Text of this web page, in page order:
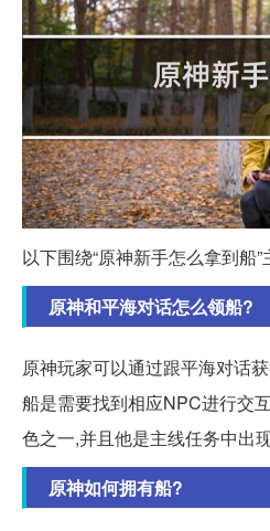
以下围绕“原神新手怎么拿到船
原神和平海对话怎么领船?
原神玩家可以通过跟平海对话
船是需要找到相应NPC进行交
色之一,并且他是主线任务中出
原神如何拥有船?